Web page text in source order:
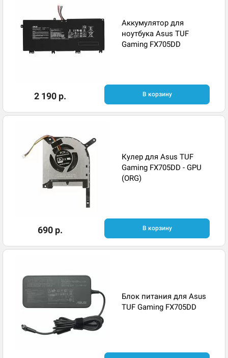
Аккумулятор для
ноутбука Asus TUF
Gaming FX705DD
2 190 р. В корзину
Кулер для Asus TUF
Gaming FX705DD - GPU
(ORG)
690 р. В корзину
Блок питания для Asus
TUF Gaming FX705DD